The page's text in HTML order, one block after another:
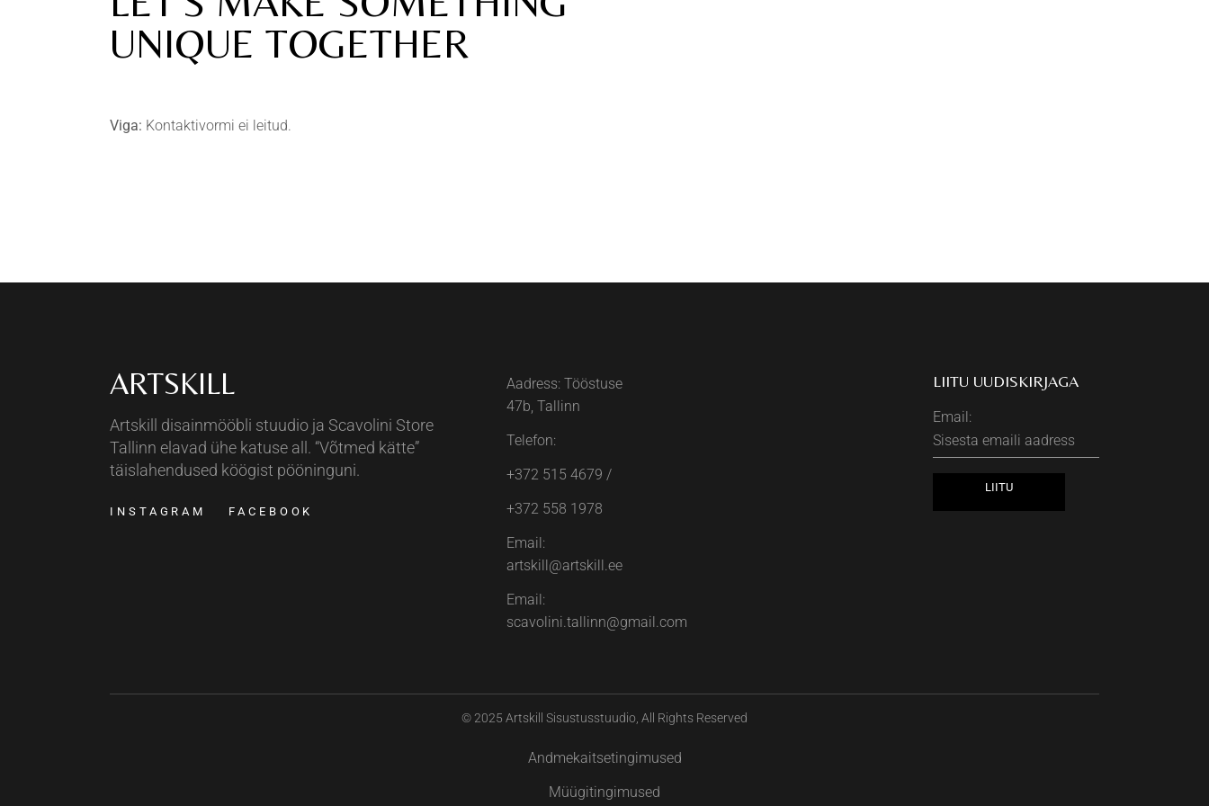
UNIQUE TOGETHER
Viga: Kontaktivormi ei leitud.
ARTSKILL
Artskill disainmööbli stuudio ja Scavolini Store
Tallinn elavad ühe katuse all. “Võtmed kätte”
täislahendused köögist pööninguni.
INSTAGRAM FACEBOOK
Aadress: Tööstuse
47b, Tallinn
Telefon:
+372 515 4679 /
+372 558 1978
Email:
artskill@artskill.ee
Email:
scavolini.tallinn@gmail.com
LIITU UUDISKIRJAGA
Email:
© 2025 Artskill Sisustusstuudio , All Rights Reserved
Andmekaitsetingimused
Müügitingimused